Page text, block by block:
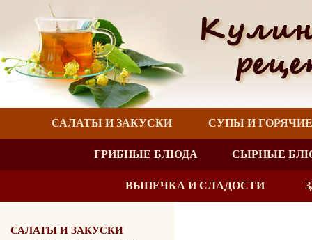
САЛАТЫ И ЗАКУСКИ СУПЫ И
ГРИБНЫЕ БЛЮДА СЫРНЫЕ
ВЫПЕЧКА И СЛАДОСТИ
САЛАТЫ И ЗАКУСКИ